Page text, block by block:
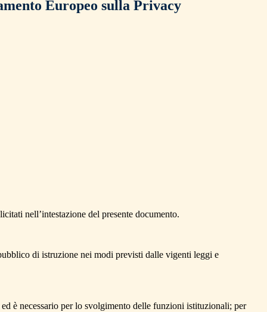
Europeo sulla Privacy
nell’intestazione del presente documento.
di istruzione nei modi previsti dalle vigenti leggi e
è necessario per lo svolgimento delle funzioni istituzionali; per